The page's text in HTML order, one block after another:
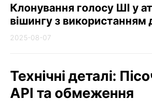
Клонування голосу ШІ у
вішингу з використанням
2025-08-07
Технічні деталі:
API та обмеження